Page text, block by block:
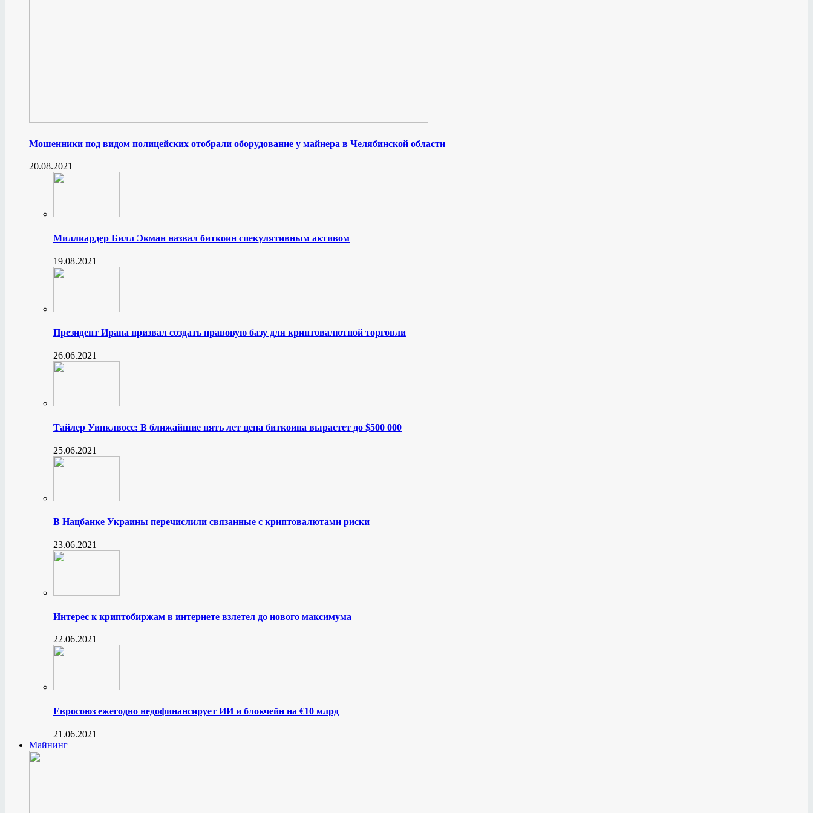
Мошенники под видом полицейских отобрали оборудование у майнера в Челябинской области
20.08.2021
Миллиардер Билл Экман назвал биткоин спекулятивным активом
19.08.2021
Президент Ирана призвал создать правовую базу для криптовалютной торговли
26.06.2021
Тайлер Уинклвосс: В ближайшие пять лет цена биткоина вырастет до $500 000
25.06.2021
В Нацбанке Украины перечислили связанные с криптовалютами риски
23.06.2021
Интерес к криптобиржам в интернете взлетел до нового максимума
22.06.2021
Евросоюз ежегодно недофинансирует ИИ и блокчейн на €10 млрд
21.06.2021
Майнинг